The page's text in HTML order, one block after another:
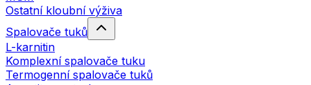
Ostatní kloubní výživa
Spalovače tuků
L-karnitin
Komplexní spalovače tuku
Termogenní spalovače tuků